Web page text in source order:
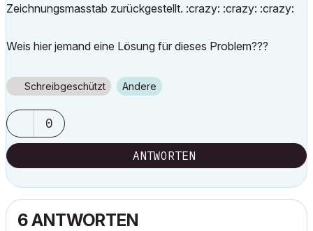
Zeichnungsmasstab zurückgestellt. :crazy: :crazy: :crazy:
Weis hier jemand eine Lösung für dieses Problem???
Schreibgeschützt Andere
0
ANTWORTEN
6 ANTWORTEN